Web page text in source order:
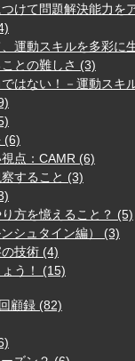
けて問題解決能力を
運動スキルを多彩に
との難しさ (3)
はない！－運動スキ
(6)
点：CAMR (6)
すること (3)
方を憶えること？ (5)
シュタイン編） (3)
技術 (4)
う！ (15)
顧録 (82)